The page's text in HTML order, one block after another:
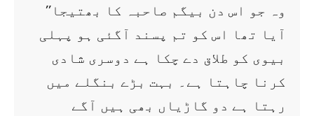
’’وہ جو اس دن بیگم صاحبہ کا بھتیجا
آیا تھا اس کو تم پسند آگئی ہو پہلی
بیوی کو طلاق دے چکا ہے دوسری شادی
کرنا چاہتا ہے۔ بہت بڑے بنگلے میں
رہتا ہے دو گاڑیاں بھی ہیں آگے